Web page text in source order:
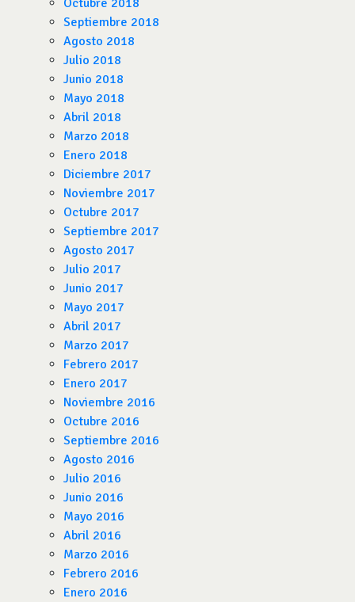
Octubre 2018
Septiembre 2018
Agosto 2018
Julio 2018
Junio 2018
Mayo 2018
Abril 2018
Marzo 2018
Enero 2018
Diciembre 2017
Noviembre 2017
Octubre 2017
Septiembre 2017
Agosto 2017
Julio 2017
Junio 2017
Mayo 2017
Abril 2017
Marzo 2017
Febrero 2017
Enero 2017
Noviembre 2016
Octubre 2016
Septiembre 2016
Agosto 2016
Julio 2016
Junio 2016
Mayo 2016
Abril 2016
Marzo 2016
Febrero 2016
Enero 2016